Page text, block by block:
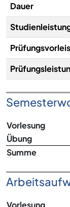
Dauer
Vorlesung
Übung
Summe
Vorlesung